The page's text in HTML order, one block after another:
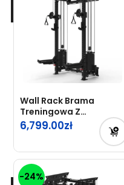
19,999.00zł.
Wall Rack Brama
Treningowa Z
Podwójnym Wyciągiem
Just7Gym
6,799.00
-24%